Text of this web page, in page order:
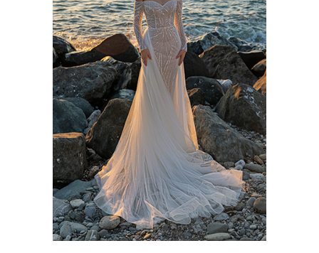
VERITAS WITH SKIRT
Chance